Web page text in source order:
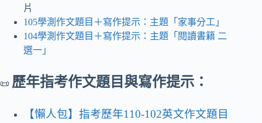
片
105學測作文題目＋寫作提示：主題「家事分工」
104學測作文題目＋寫作提示：主題「閱讀書籍 二
選一」
📜 歷年指考作文題目與寫作提示：
【懶人包】指考歷年110-102英文作文題目